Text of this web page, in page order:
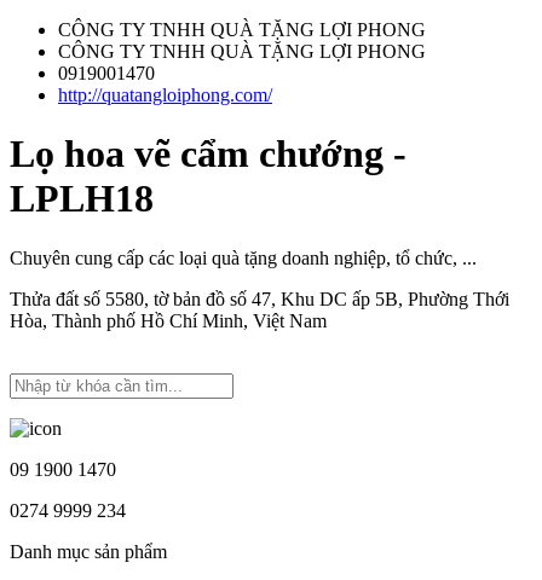
CÔNG TY TNHH QUÀ TẶNG LỢI PHONG
CÔNG TY TNHH QUÀ TẶNG LỢI PHONG
0919001470
http://quatangloiphong.com/
Lọ hoa vẽ cẩm chướng -
LPLH18
Chuyên cung cấp các loại quà tặng doanh nghiệp, tổ chức, ...
Thửa đất số 5580, tờ bản đồ số 47, Khu DC ấp 5B, Phường Thới
Hòa, Thành phố Hồ Chí Minh, Việt Nam
09 1900 1470
0274 9999 234
Danh mục sản phẩm